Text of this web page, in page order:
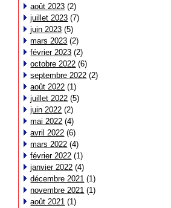
août 2023 (2)
juillet 2023 (7)
juin 2023 (5)
mars 2023 (2)
février 2023 (2)
octobre 2022 (6)
septembre 2022 (2)
août 2022 (1)
juillet 2022 (5)
juin 2022 (2)
mai 2022 (4)
avril 2022 (6)
mars 2022 (4)
février 2022 (1)
janvier 2022 (4)
décembre 2021 (1)
novembre 2021 (1)
août 2021 (1)